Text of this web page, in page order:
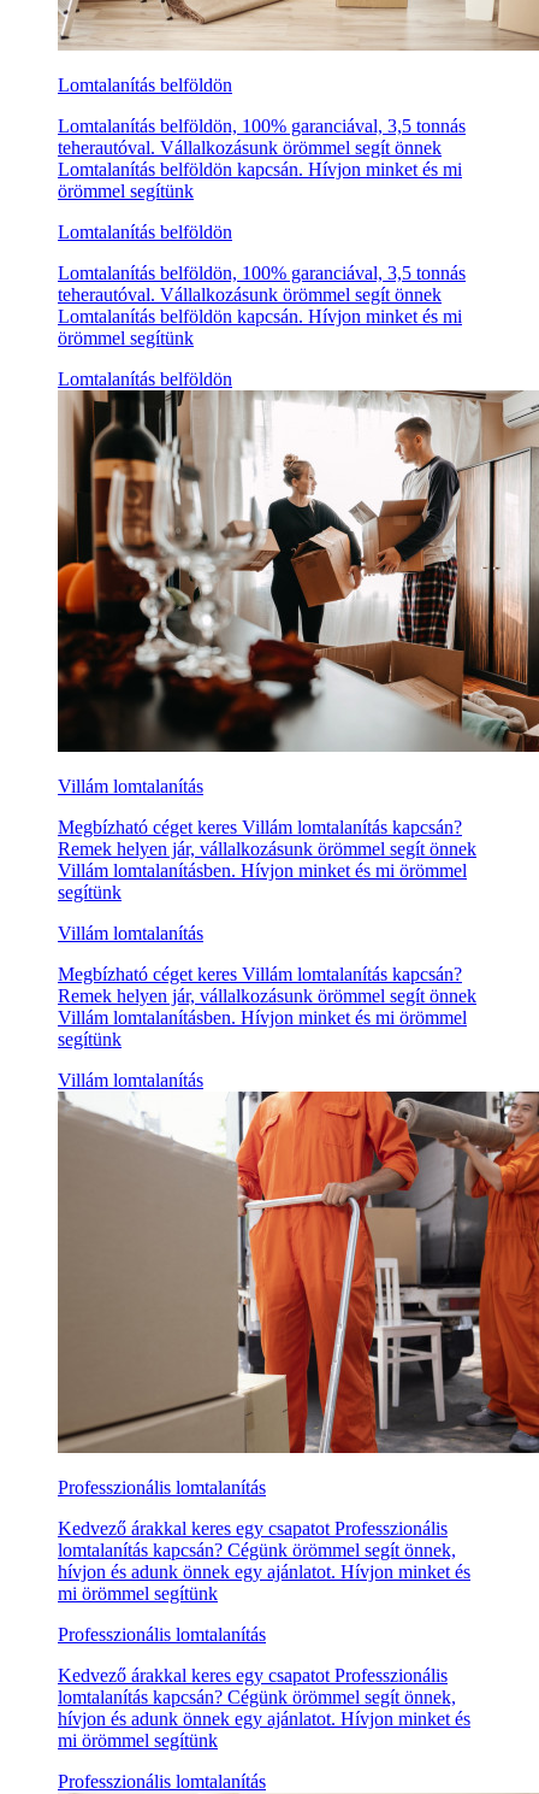
Lomtalanítás belföldön
Lomtalanítás belföldön, 100% garanciával, 3,5 tonnás
teherautóval. Vállalkozásunk örömmel segít önnek
Lomtalanítás belföldön kapcsán. Hívjon minket és mi
örömmel segítünk
Lomtalanítás belföldön
Lomtalanítás belföldön, 100% garanciával, 3,5 tonnás
teherautóval. Vállalkozásunk örömmel segít önnek
Lomtalanítás belföldön kapcsán. Hívjon minket és mi
örömmel segítünk
Lomtalanítás belföldön
Villám lomtalanítás
Megbízható céget keres Villám lomtalanítás kapcsán?
Remek helyen jár, vállalkozásunk örömmel segít önnek
Villám lomtalanításben. Hívjon minket és mi örömmel
segítünk
Villám lomtalanítás
Megbízható céget keres Villám lomtalanítás kapcsán?
Remek helyen jár, vállalkozásunk örömmel segít önnek
Villám lomtalanításben. Hívjon minket és mi örömmel
segítünk
Villám lomtalanítás
Professzionális lomtalanítás
Kedvező árakkal keres egy csapatot Professzionális
lomtalanítás kapcsán? Cégünk örömmel segít önnek,
hívjon és adunk önnek egy ajánlatot. Hívjon minket és
mi örömmel segítünk
Professzionális lomtalanítás
Kedvező árakkal keres egy csapatot Professzionális
lomtalanítás kapcsán? Cégünk örömmel segít önnek,
hívjon és adunk önnek egy ajánlatot. Hívjon minket és
mi örömmel segítünk
Professzionális lomtalanítás